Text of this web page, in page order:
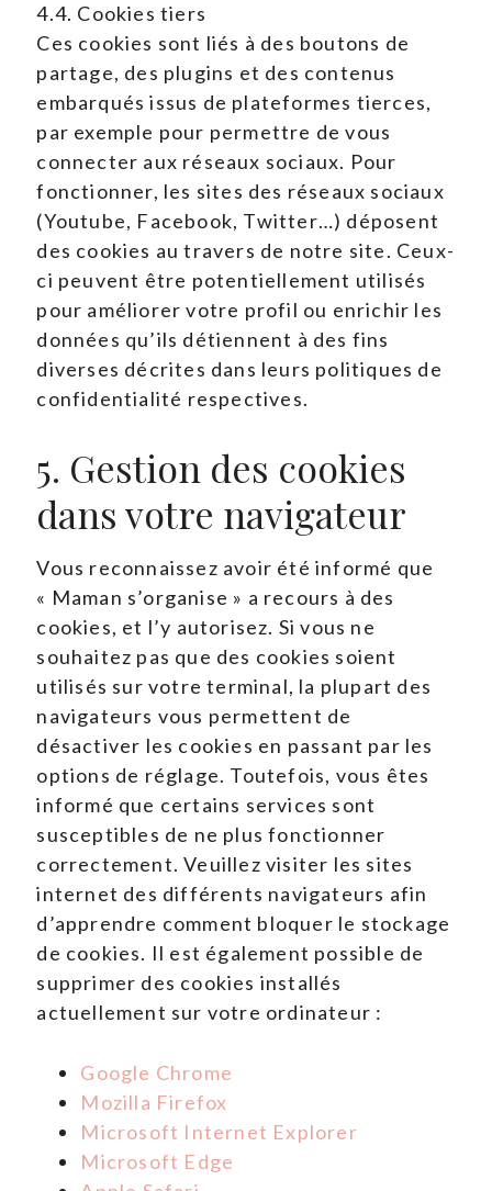
4.4. Cookies tiers
Ces cookies sont liés à des boutons de
partage, des plugins et des contenus
embarqués issus de plateformes tierces,
par exemple pour permettre de vous
connecter aux réseaux sociaux. Pour
fonctionner, les sites des réseaux sociaux
(Youtube, Facebook, Twitter…) déposent
des cookies au travers de notre site. Ceux-
ci peuvent être potentiellement utilisés
pour améliorer votre profil ou enrichir les
données qu’ils détiennent à des fins
diverses décrites dans leurs politiques de
confidentialité respectives.
5. Gestion des cookies
dans votre navigateur
Vous reconnaissez avoir été informé que
« Maman s’organise » a recours à des
cookies, et l’y autorisez. Si vous ne
souhaitez pas que des cookies soient
utilisés sur votre terminal, la plupart des
navigateurs vous permettent de
désactiver les cookies en passant par les
options de réglage. Toutefois, vous êtes
informé que certains services sont
susceptibles de ne plus fonctionner
correctement. Veuillez visiter les sites
internet des différents navigateurs afin
d’apprendre comment bloquer le stockage
de cookies. Il est également possible de
supprimer des cookies installés
actuellement sur votre ordinateur :
Google Chrome
Mozilla Firefox
Microsoft Internet Explorer
Microsoft Edge